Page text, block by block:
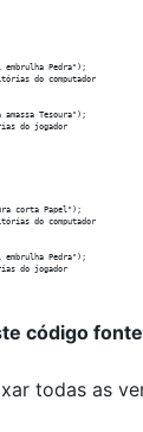
embrulha Pedra");
do computador
amassa Tesoura");
do jogador
corta Papel");
do computador
embrulha Pedra");
do jogador
código
todas as